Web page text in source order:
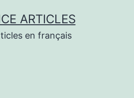
ARTICLES
en français